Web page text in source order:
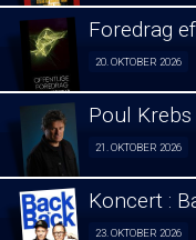
Foredrag
20. OKTOBER 2026
Poul
21. OKTOBER 2026
Poul Krebs
Koncert :
23. OKTOBER 2026